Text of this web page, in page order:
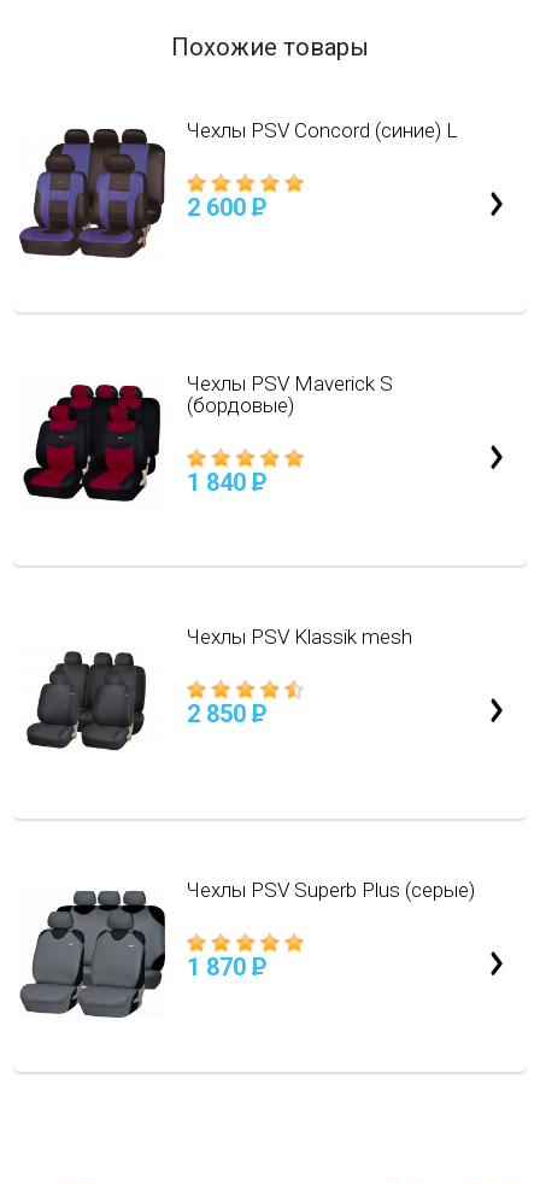
Похожие товары
Чехлы PSV Concord (синие) L
2 600 P
Чехлы PSV Maverick S
(бордовые)
1 840 P
Чехлы PSV Klassik mesh
2 850 P
Чехлы PSV Superb Plus (серые)
1 870 P